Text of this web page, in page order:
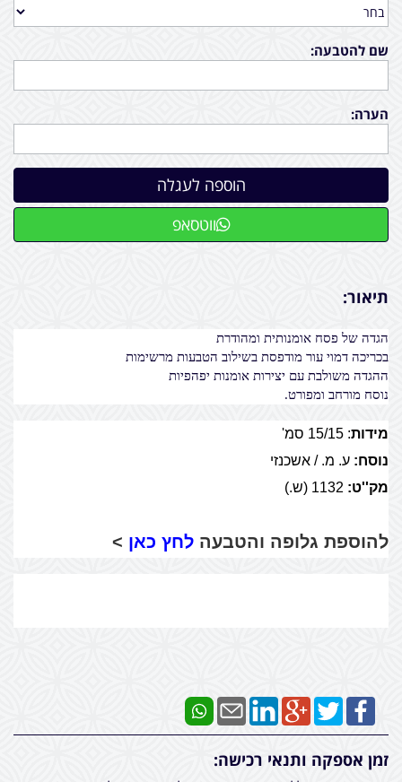
שם להטבעה:
הערה:
ווטסאפ
תיאור:
הגדה של פסח אומנותית ומהודרת
בכריכה דמוי עור מודפסת בשילוב הטבעות מרשימות
ההגדה משולבת עם יצירות אומנות יפהפיות
נוסח מורחב ומפורט.
מידות: 15/15
סמ'
נוסח: ע. מ. / אשכנזי
מק''ט: 1132 (ש.)
להוספת גלופה והטבעה לחץ כאן >
זמן אספקה ותנאי רכישה: